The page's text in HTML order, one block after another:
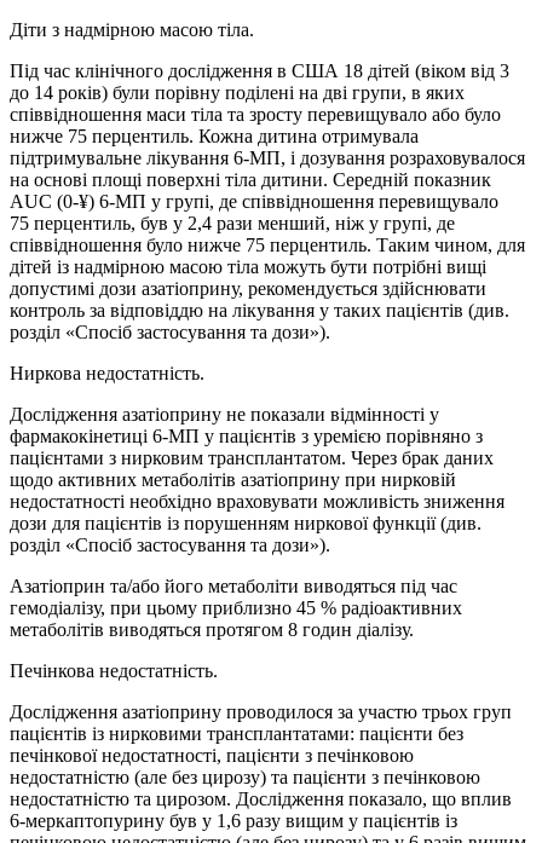
Діти з надмірною масою тіла.
Під час клінічного дослідження в США 18 дітей (віком від 3
до 14 років) були порівну поділені на дві групи, в яких
співвідношення маси тіла та зросту перевищувало або було
нижче 75 перцентиль. Кожна дитина отримувала
підтримувальне лікування 6‑МП, і дозування розраховувалося
на основі площі поверхні тіла дитини. Середній показник
AUC (0‑¥) 6‑MП у групі, де співвідношення перевищувало
75 перцентиль, був у 2,4 рази менший, ніж у групі, де
співвідношення було нижче 75 перцентиль. Таким чином, для
дітей із надмірною масою тіла можуть бути потрібні вищі
допустимі дози азатіоприну, рекомендується здійснювати
контроль за відповіддю на лікування у таких пацієнтів (див.
розділ «Спосіб застосування та дози»).
Ниркова недостатність.
Дослідження азатіоприну не показали відмінності у
фармакокінетиці 6‑МП у пацієнтів з уремією порівняно з
пацієнтами з нирковим трансплантатом. Через брак даних
щодо активних метаболітів азатіоприну при нирковій
недостатності необхідно враховувати можливість зниження
дози для пацієнтів із порушенням ниркової функції (див.
розділ «Спосіб застосування та дози»).
Азатіоприн та/або його метаболіти виводяться під час
гемодіалізу, при цьому приблизно 45 % радіоактивних
метаболітів виводяться протягом 8 годин діалізу.
Печінкова недостатність.
Дослідження азатіоприну проводилося за участю трьох груп
пацієнтів із нирковими трансплантатами: пацієнти без
печінкової недостатності, пацієнти з печінковою
недостатністю (але без цирозу) та пацієнти з печінковою
недостатністю та цирозом. Дослідження показало, що вплив
6‑меркаптопурину був у 1,6 разу вищим у пацієнтів із